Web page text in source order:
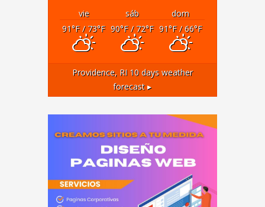
vie sáb
dom
91°F/ 73°F 90°F/ 72°F 91°F/ 66°F
Providence, RI10 days weather
forecast ▸